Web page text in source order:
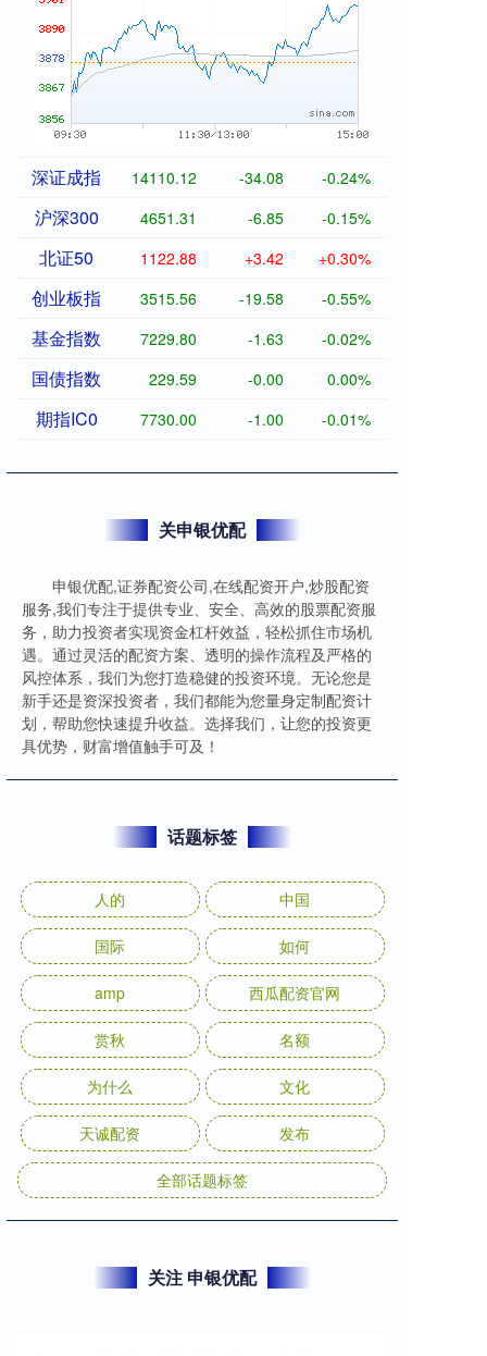
深证成指 14110.12 -34.08 -0.24%
沪深300 4651.31 -6.85 -0.15%
北证50 1122.88 +3.42 +0.30%
创业板指 3515.56 -19.58 -0.55%
基金指数 7229.80 -1.63 -0.02%
国债指数 229.59 -0.00 0.00%
期指IC0 7730.00 -1.00 -0.01%
关申银优配
申银优配,证券配资公司,在线配资开户,炒股配资
服务,我们专注于提供专业、安全、高效的股票配资服
务，助力投资者实现资金杠杆效益，轻松抓住市场机
遇。通过灵活的配资方案、透明的操作流程及严格的
风控体系，我们为您打造稳健的投资环境。无论您是
新手还是资深投资者，我们都能为您量身定制配资计
划，帮助您快速提升收益。选择我们，让您的投资更
具优势，财富增值触手可及！
话题标签
人的 中国
国际 如何
amp 西瓜配资官网
赏秋 名额
为什么 文化
天诚配资 发布
全部话题标签
关注 申银优配